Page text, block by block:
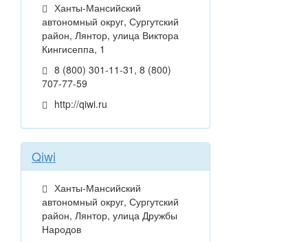
Ханты-Мансийский
автономный округ, Сургутский
район, Лянтор, улица Виктора
Кингисеппа, 1
8 (800) 301-11-31, 8 (800)
707-77-59
http://qiwi.ru
Qiwi
Ханты-Мансийский
автономный округ, Сургутский
район, Лянтор, улица Дружбы
Народов